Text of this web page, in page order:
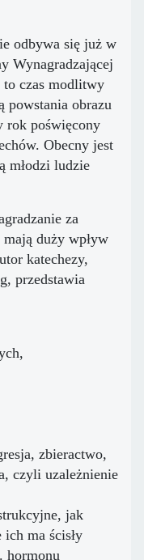
odbywa się już w
Wynagradzającej
to czas modlitwy
powstania obrazu
rok poświęcony
Obecny jest
młodzi ludzie
za
duży wpływ
katechezy,
przedstawia
zbieractwo,
czyli uzależnienie
jak
ma ścisły
hormonu